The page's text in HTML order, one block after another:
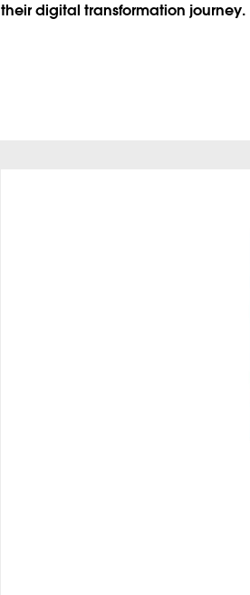
their digital transformation journey.